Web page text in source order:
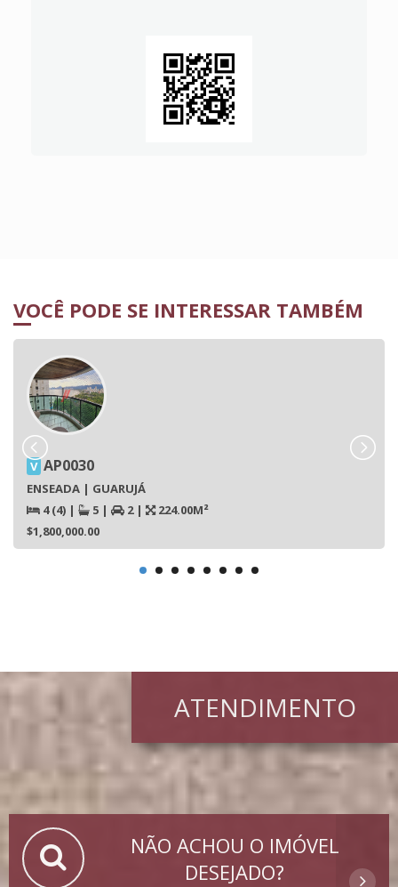
VOCÊ PODE SE INTERESSAR TAMBÉM
V AP0030
ENSEADA | GUARUJÁ
4 (4) | 5 | 2 |
224.00M²
$1,800,000.00
ATENDIMENTO
NÃO ACHOU O IMÓVEL
DESEJADO?